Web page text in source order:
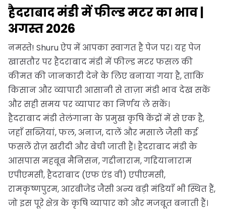
हैदराबाद मंडी में फील्ड मटर का भाव |
अगस्त 2026
नमस्ते! Shuru ऐप में आपका स्वागत है पेज पर। यह पेज
खासतौर पर हैदराबाद मंडी में फील्ड मटर फसल की
कीमत की जानकारी देने के लिए बनाया गया है, ताकि
किसान और व्यापारी आसानी से ताज़ा मंडी भाव देख सकें
और सही समय पर व्यापार का निर्णय ले सकें।
हैदराबाद मंडी तेलंगाना के प्रमुख कृषि केंद्रों में से एक है,
जहाँ सब्ज़ियां, फल, अनाज, दालें और मसाले जैसी कई
फसलें रोज़ खरीदी और बेची जाती हैं। हैदराबाद मंडी के
आसपास महबूब मैनिसन, गद्दीनाराम, गद्दियानाराम
एपीएमसी, हैदराबाद (एफ एंड वी) एपीएमसी,
रामकृष्णपुरम, आरबीजेड जैसी अन्य बड़ी मंडियाँ भी स्थित हैं,
जो इस पूरे क्षेत्र के कृषि व्यापार को और मजबूत बनाती हैं।